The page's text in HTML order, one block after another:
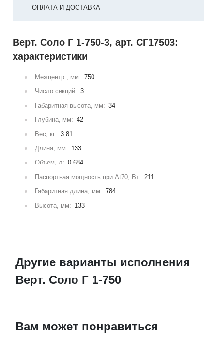
ОПЛАТА И ДОСТАВКА
Верт. Соло Г 1-750-3, арт. СГ17503:
характеристики
Межцентр., мм: 750
Число секций: 3
Габаритная высота, мм: 34
Глубина, мм: 42
Вес, кг: 3.81
Длина, мм: 133
Объем, л: 0.684
Паспортная мощность при Δt70, Вт: 211
Габаритная длина, мм: 784
Высота, мм: 133
Другие варианты исполнения
Верт. Соло Г 1-750
Вам может понравиться